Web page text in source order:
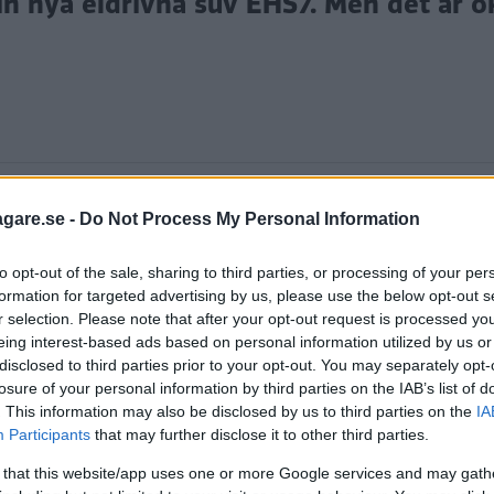
- Do Not Process My Personal Information
opt-out of the sale, sharing to third parties, or processing of your
for targeted advertising by us, please use the below opt-out
selection. Please note that after your opt-out request is processed
interest-based ads based on personal information utilized by us
to third parties prior to your opt-out. You may separately
of your personal information by third parties on the IAB’s list of
This information may also be disclosed by us to third parties on the
Participants that may further disclose it to other third parties.
that this website/app uses one or more Google services and may
Hongqi nyaelsedanen EH7 som ska säljas i
europeiska och svenska marknaden: EHS7.
168 hög. Samtidigt är axelavståndet 300 centimeter.
på upp emot 60 mil. Modellen erbjuds både
motor på bakaxeln som levererar 151 hästkrafter,